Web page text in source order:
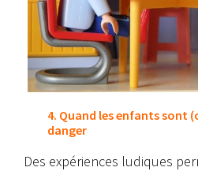
4. Quand les enfants sont
danger
Des expériences ludiques